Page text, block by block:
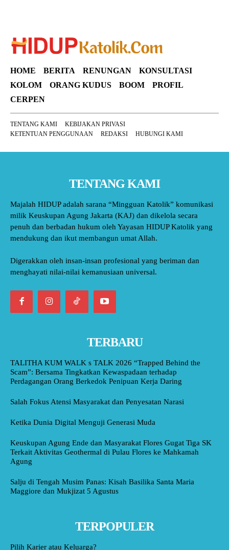
HOME BERITA RENUNGAN
KONSULTASI
KOLOM
ORANG KUDUS BOOM
PROFIL
CERPEN
TENTANG KAMI
KEBIJAKAN PRIVASI
KETENTUAN PENGGUNAAN
REDAKSI HUBUNGI KAMI
TENTANG KAMI
Majalah HIDUP adalah sarana “Mingguan Katolik” komunikasi
milik Keuskupan Agung Jakarta (KAJ) dan dikelola secara
penuh dan berbadan hukum oleh Yayasan HIDUP Katolik yang
mendukung dan ikut membangun umat Allah.
Digerakkan oleh insan-insan profesional yang beriman dan
menghayati nilai-nilai kemanusiaan universal.
TERBARU
TALITHA KUM WALK s TALK 2026 “Trapped Behind the
Scam”: Bersama Tingkatkan Kewaspadaan terhadap
Perdagangan Orang Berkedok Penipuan Kerja Daring
Salah Fokus Atensi Masyarakat dan Penyesatan Narasi
Ketika Dunia Digital Menguji Generasi Muda
Keuskupan Agung Ende dan Masyarakat Flores Gugat Tiga SK
Terkait Aktivitas Geothermal di Pulau Flores ke Mahkamah
Agung
Salju di Tengah Musim Panas: Kisah Basilika Santa Maria
Maggiore dan Mukjizat 5 Agustus
TERPOPULER
Pilih Karier atau Keluarga?